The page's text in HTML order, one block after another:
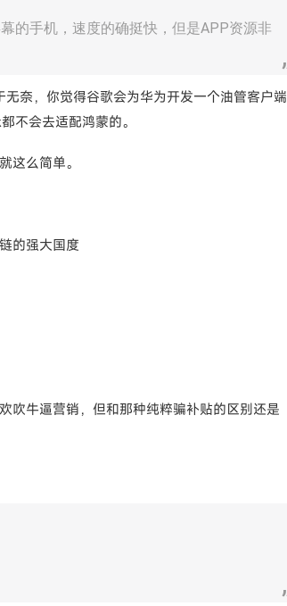
的手机，速度的确挺快，但是APP资源非
奈，你觉得谷歌会为华为开发一个油管客户端
不会去适配鸿蒙的。
这么简单。
的强大国度
吹牛逼营销，但和那种纯粹骗补贴的区别还是